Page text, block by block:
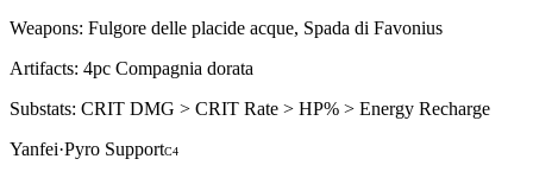
Weapons: Fulgore delle placide acque, Spada di Favonius
Artifacts: 4pc Compagnia dorata
Substats: CRIT DMG > CRIT Rate > HP% > Energy Recharge
Yanfei·Pyro SupportC4